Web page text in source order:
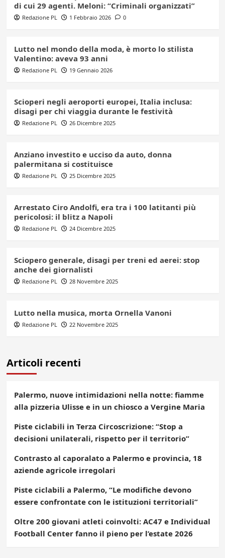
di cui 29 agenti. Meloni: “Criminali organizzati”
Redazione PL 1 Febbraio 2026 0
Lutto nel mondo della moda, è morto lo stilista
Valentino: aveva 93 anni
Redazione PL 19 Gennaio 2026
Scioperi negli aeroporti europei, Italia inclusa:
disagi per chi viaggia durante le festività
Redazione PL 26 Dicembre 2025
Anziano investito e ucciso da auto, donna
palermitana si costituisce
Redazione PL 25 Dicembre 2025
Arrestato Ciro Andolfi, era tra i 100 latitanti più
pericolosi: il blitz a Napoli
Redazione PL 24 Dicembre 2025
Sciopero generale, disagi per treni ed aerei: stop
anche dei giornalisti
Redazione PL 28 Novembre 2025
Lutto nella musica, morta Ornella Vanoni
Redazione PL 22 Novembre 2025
Articoli recenti
Palermo, nuove intimidazioni nella notte: fiamme
alla pizzeria Ulisse e in un chiosco a Vergine Maria
Piste ciclabili in Terza Circoscrizione: “Stop a
decisioni unilaterali, rispetto per il territorio”
Contrasto al caporalato a Palermo e provincia, 18
aziende agricole irregolari
Piste ciclabili a Palermo, “Le modifiche devono
essere confrontate con le istituzioni territoriali”
Oltre 200 giovani atleti coinvolti: AC47 e Individual
Football Center fanno il pieno per l’estate 2026